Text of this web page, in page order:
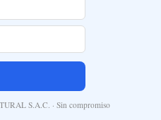
S.A.C. · Sin compromiso